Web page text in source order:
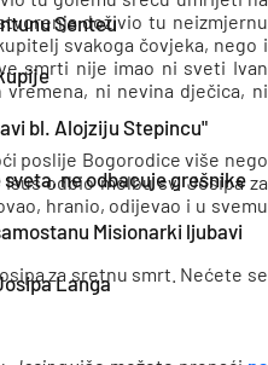
Senteu
bl. Alojziju Stepincu"
sveta, ne odbacuje grešnike
Misionarki ljubavi
Langa
doživio tu neizmjernu
svakoga čovjeka, nego i
smrti nije imao ni sveti Ivan
ni nevina dječica, ni
poslije Bogorodice više nego
odbio molbu sv. Josipa za
hranio, odijevao i u svemu
za sretnu smrt. Nećete se